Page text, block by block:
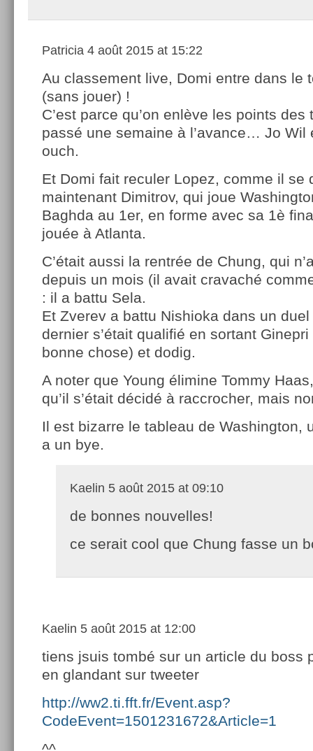
Patricia 4 août 2015 at 15:22
Au classement live, Domi entre dans le
(sans jouer) !
C’est parce qu’on enlève les points des
passé une semaine à l’avance… Jo Wil
ouch.
Et Domi fait reculer Lopez, comme il se
maintenant Dimitrov, qui joue
Baghda au 1er, en forme avec sa 1è
jouée à Atlanta.
C’était aussi la rentrée de Chung, qui
depuis un mois (il avait cravaché
: il a battu Sela.
Et Zverev a battu Nishioka dans un
dernier s’était qualifié en sortant
bonne chose) et dodig.
A noter que Young élimine Tommy
qu’il s’était décidé à raccrocher, mais
Il est bizarre le tableau de Washington,
a un bye.
Kaelin 5 août 2015 at 09:10
de bonnes nouvelles!
ce serait cool que Chung fasse un
Kaelin 5 août 2015 at 12:00
tiens jsuis tombé sur un article du boss
en glandant sur tweeter
http://ww2.ti.fft.fr/Event.asp?
CodeEvent=1501231672&Article=1